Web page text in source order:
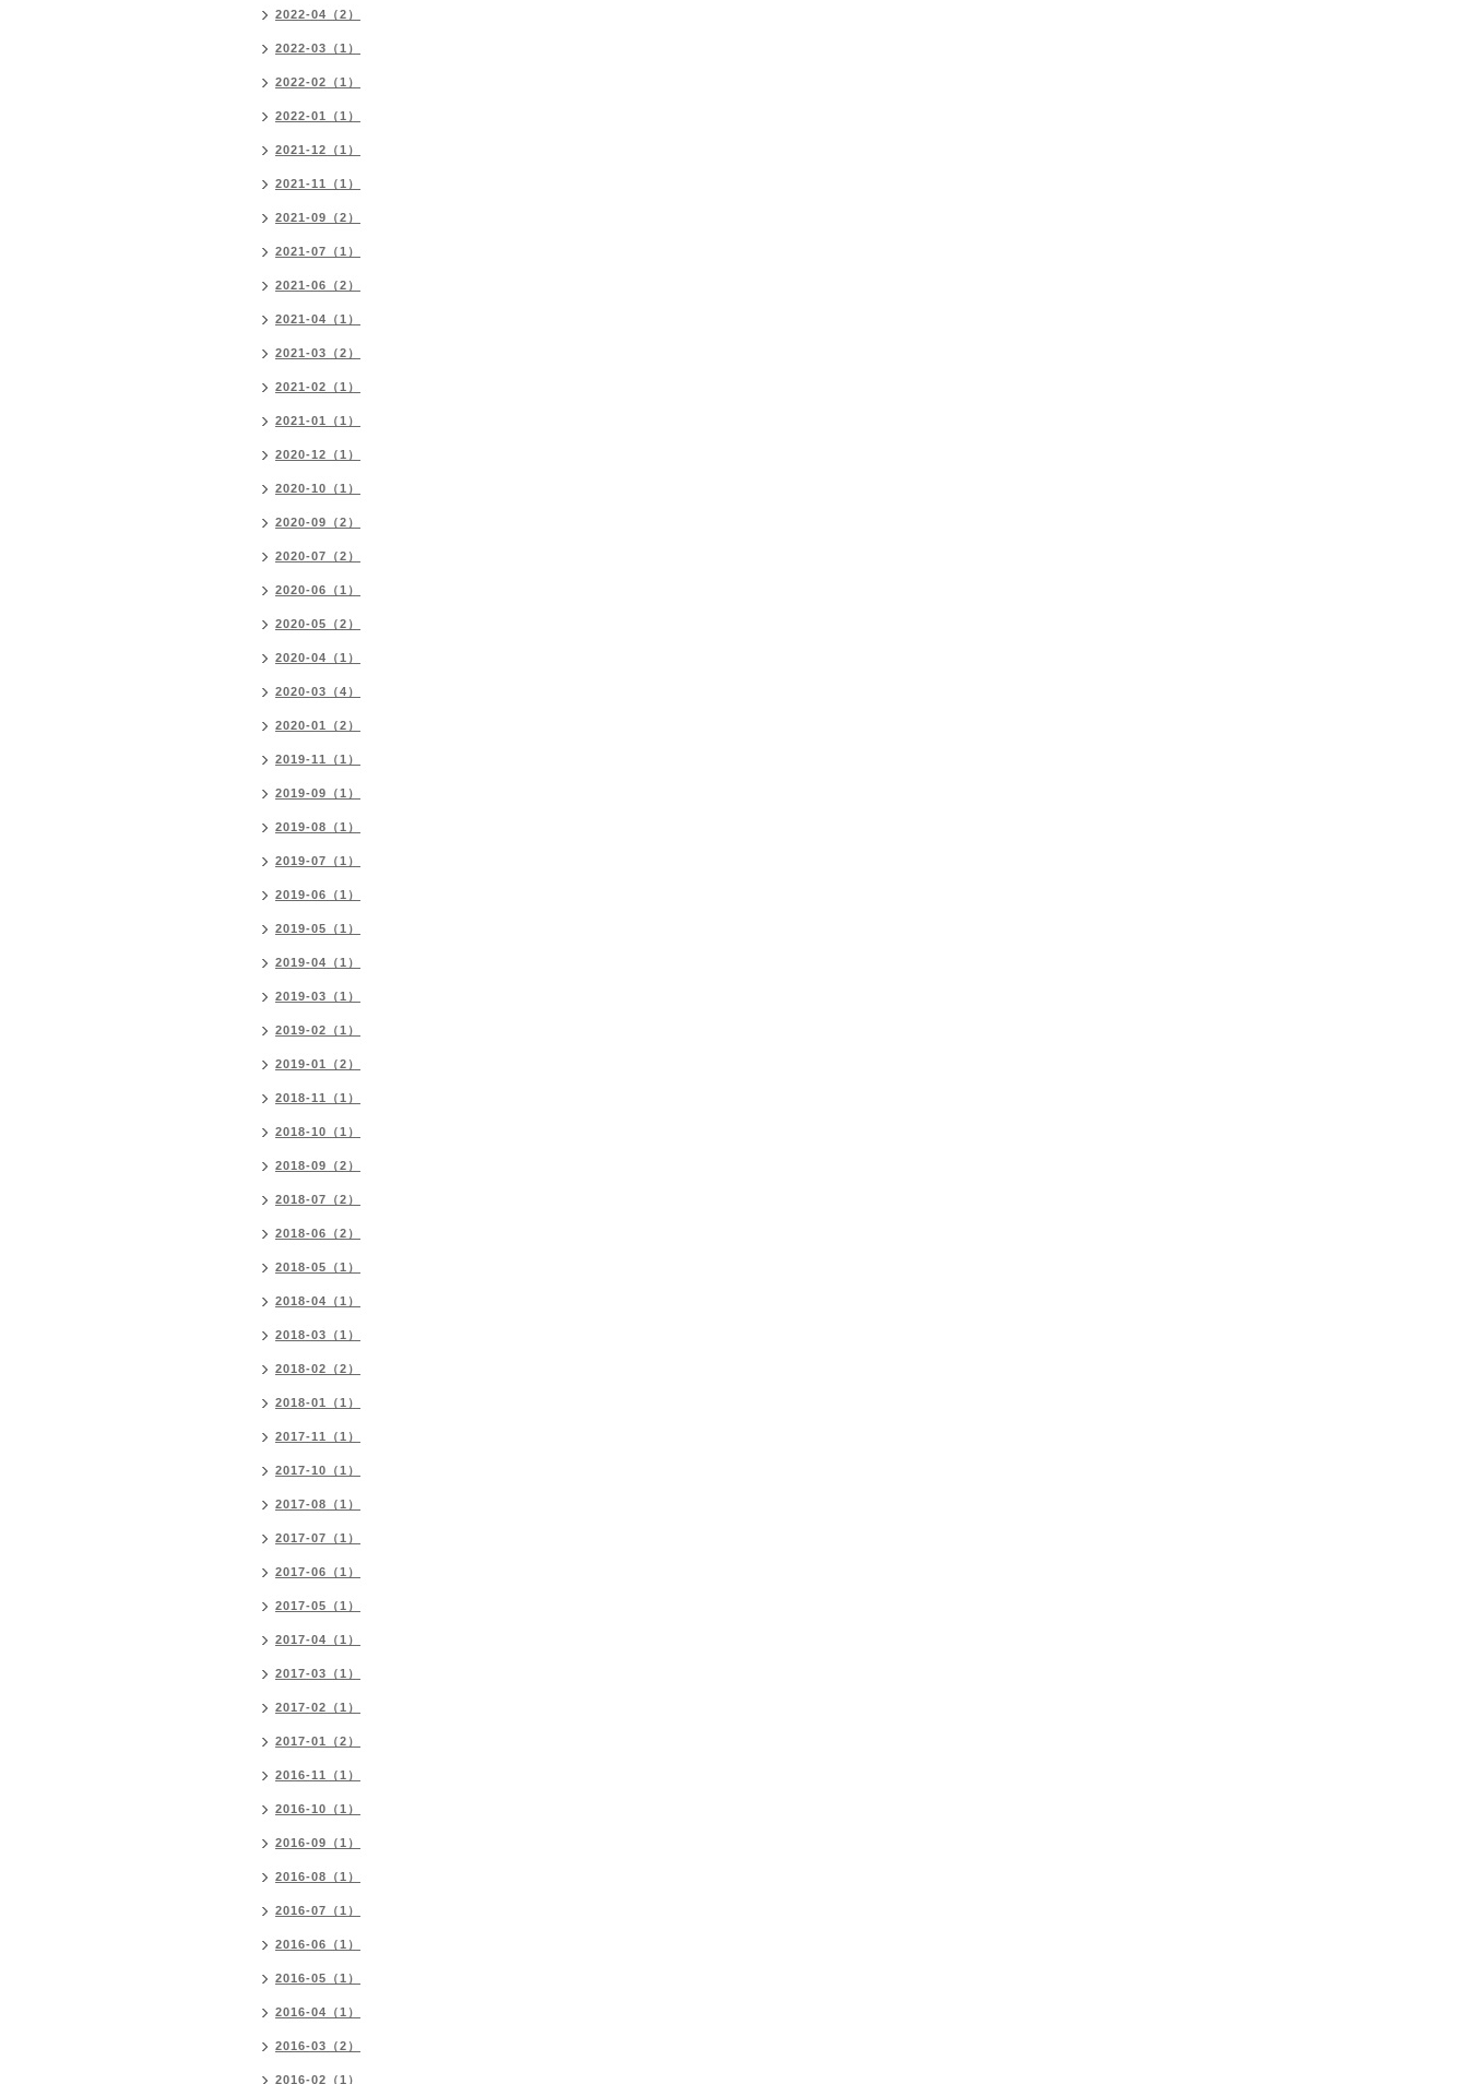
2022-04（2）
2022-03（1）
2022-02（1）
2022-01（1）
2021-12（1）
2021-11（1）
2021-09（2）
2021-07（1）
2021-06（2）
2021-04（1）
2021-03（2）
2021-02（1）
2021-01（1）
2020-12（1）
2020-10（1）
2020-09（2）
2020-07（2）
2020-06（1）
2020-05（2）
2020-04（1）
2020-03（4）
2020-01（2）
2019-11（1）
2019-09（1）
2019-08（1）
2019-07（1）
2019-06（1）
2019-05（1）
2019-04（1）
2019-03（1）
2019-02（1）
2019-01（2）
2018-11（1）
2018-10（1）
2018-09（2）
2018-07（2）
2018-06（2）
2018-05（1）
2018-04（1）
2018-03（1）
2018-02（2）
2018-01（1）
2017-11（1）
2017-10（1）
2017-08（1）
2017-07（1）
2017-06（1）
2017-05（1）
2017-04（1）
2017-03（1）
2017-02（1）
2017-01（2）
2016-11（1）
2016-10（1）
2016-09（1）
2016-08（1）
2016-07（1）
2016-06（1）
2016-05（1）
2016-04（1）
2016-03（2）
2016-02（1）